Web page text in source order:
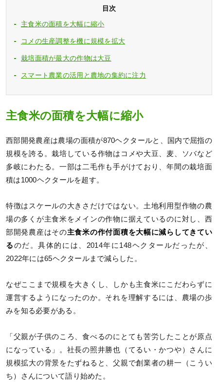
目次
主食米の面積を大幅に縮小
コメの生産調整を機に規模を拡大
栽培面積が最大の作物は大豆
スマート農業の活用と農地の集約に注力
主食米の面積を大幅に縮小
西部開発農産は農場の面積が870ヘクタールと、国内で屈指の
規模を誇る。栽培している作物はコメや大豆、麦、ソバなど
多岐にわたる。一部は二毛作も手がけており、年間の栽培面
積は1000ヘクタールを超す。
特徴はスケールの大きさだけではない。土地利用型作物の農
場の多くが主食米をメインの作物に据えているのに対し、西
部開発農産はその主食米の作付面積を大幅に減らしてきてい
るのだ。具体的には、2014年に148ヘクタールだったが、
2022年には65ヘクタールまで減らした。
なぜここまで規模を大きくし、しかも主食米にこだわらずに
運営するようになったのか。それを理解するには、農場の歩
みを知る必要がある。
「父親が子供のころ、食べるのにとても苦労したことが原点
になっている」。社長の照井勝也（てるい・かつや）さんに
規模拡大の背景をたずねると、父親で創業者の耕一（こうい
ち）さんについて語り始めた。